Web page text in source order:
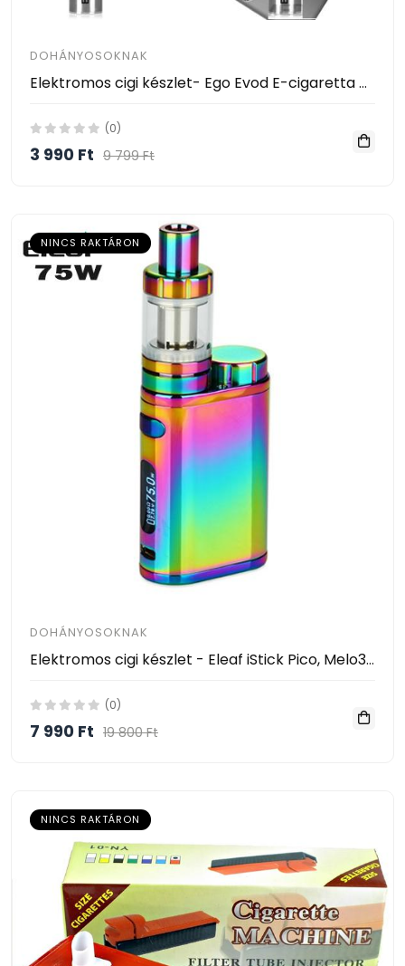
DOHÁNYOSOKNAK
Elektromos cigi készlet- Ego Evod E-cigaretta mt3 porlasztóval *** 2db / csomag ***
(0)
3 990 Ft 9 799 Ft
NINCS RAKTÁRON
DOHÁNYOSOKNAK
Elektromos cigi készlet - Eleaf iStick Pico, Melo3 Mini kit 75W
(0)
7 990 Ft 19 800 Ft
NINCS RAKTÁRON